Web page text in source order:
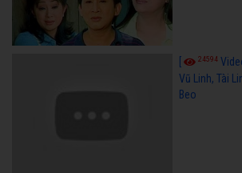
24594
Vũ Linh, Tài
Beo